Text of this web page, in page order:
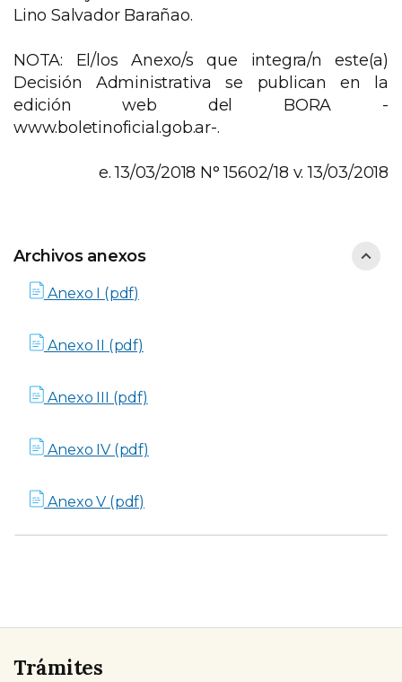
Lino Salvador Barañao.
NOTA: El/los Anexo/s que integra/n este(a)
Decisión Administrativa se publican en la
edición web del BORA -
www.boletinoficial.gob.ar-.
e. 13/03/2018 N° 15602/18 v. 13/03/2018
Archivos anexos
Anexo I (pdf)
Anexo II (pdf)
Anexo III (pdf)
Anexo IV (pdf)
Anexo V (pdf)
Trámites